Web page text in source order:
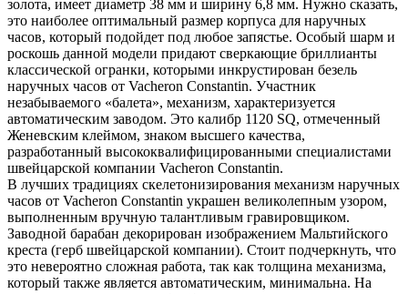
золота, имеет диаметр 38 мм и ширину 6,8 мм. Нужно сказать,
это наиболее оптимальный размер корпуса для наручных
часов, который подойдет под любое запястье. Особый шарм и
роскошь данной модели придают сверкающие бриллианты
классической огранки, которыми инкрустирован безель
наручных часов от Vacheron Constantin. Участник
незабываемого «балета», механизм, характеризуется
автоматическим заводом. Это калибр 1120 SQ, отмеченный
Женевским клеймом, знаком высшего качества,
разработанный высококвалифицированными специалистами
швейцарской компании Vacheron Constantin.
В лучших традициях скелетонизирования механизм наручных
часов от Vacheron Constantin украшен великолепным узором,
выполненным вручную талантливым гравировщиком.
Заводной барабан декорирован изображением Мальтийского
креста (герб швейцарской компании). Стоит подчеркнуть, что
это невероятно сложная работа, так как толщина механизма,
который также является автоматическим, минимальна. На